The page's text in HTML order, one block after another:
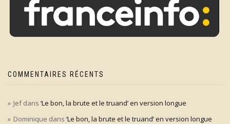
COMMENTAIRES RÉCENTS
Jefdans ‘Le bon, la brute et le truand’ en version longue
Dominique dans ‘Le bon, la brute et le truand’ en version longue